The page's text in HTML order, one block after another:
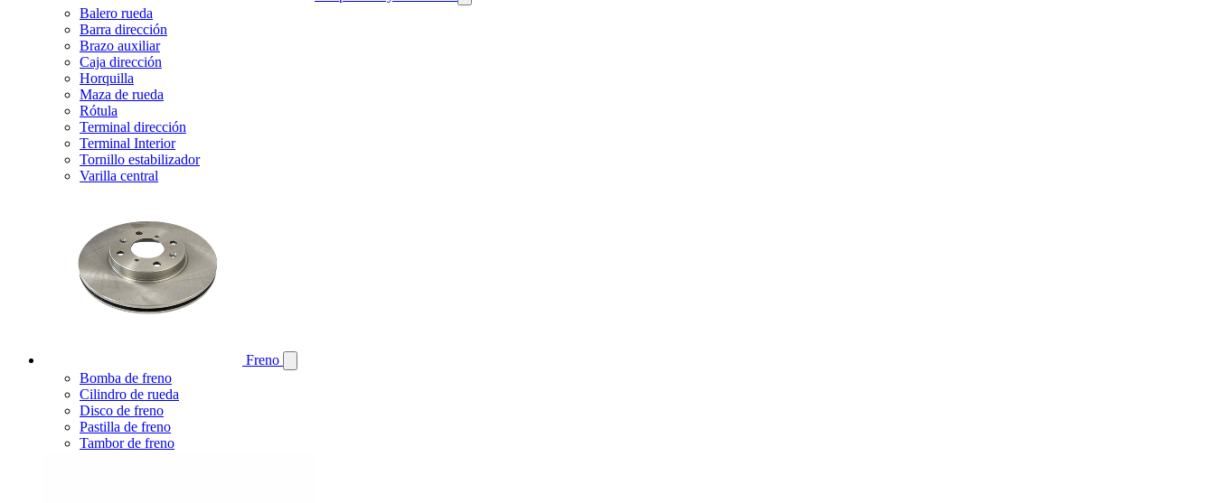
Balero rueda
Barra dirección
Brazo auxiliar
Caja dirección
Horquilla
Maza de rueda
Rótula
Terminal dirección
Terminal Interior
Tornillo estabilizador
Varilla central
Freno
Bomba de freno
Cilindro de rueda
Disco de freno
Pastilla de freno
Tambor de freno